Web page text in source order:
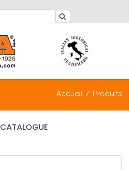
Accueil / Produits
CATALOGUE